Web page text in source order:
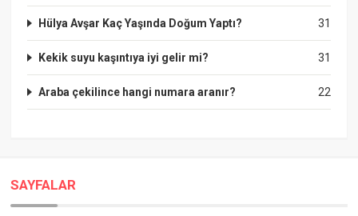
31
Hülya Avşar Kaç Yaşında Doğum Yaptı?
31
Kekik suyu kaşıntıya iyi gelir mi?
22
Araba çekilince hangi numara aranır?
SAYFALAR